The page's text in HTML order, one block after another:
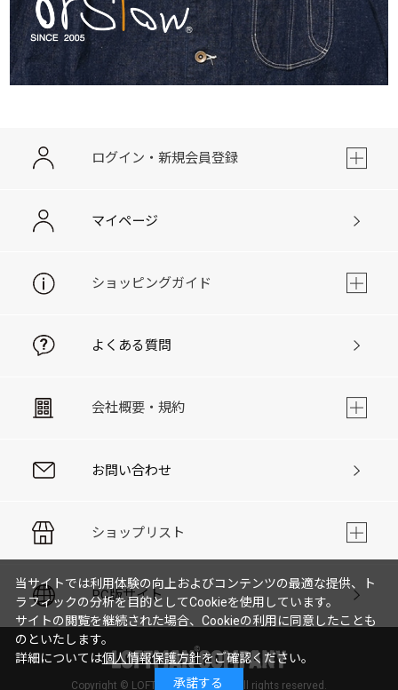
ログイン・新規会員登録
マイページ
ショッピングガイド
よくある質問
会社概要・規約
お問い合わせ
ショップリスト
PC版サイト
Copyright © LOFTMAN COMPANY. All rights reserved.
当サイトでは利用体験の向上およびコンテンツの最適な提供、ト
ラフィックの分析を目的としてCookieを使用しています。
サイトの閲覧を継続された場合、Cookieの利用に同意したことも
のといたします。
詳細については個人情報保護方針をご確認ください。
承諾する